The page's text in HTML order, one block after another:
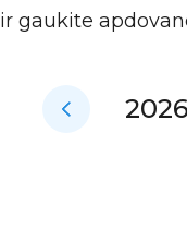
gaukite
2026